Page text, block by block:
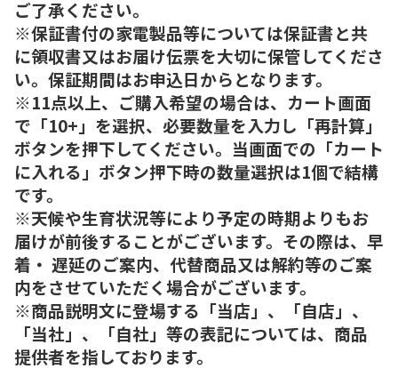
ご了承ください。
※保証書付の家電製品等については保証書と共
に領収書又はお届け伝票を大切に保管してくださ
い。保証期間はお申込日からとなります。
※11点以上、ご購入希望の場合は、カート画面
で「10+」を選択、必要数量を入力し「再計算」
ボタンを押下してください。当画面での「カート
に入れる」ボタン押下時の数量選択は1個で結構
です。
※天候や生育状況等により予定の時期よりもお
届けが前後することがございます。その際は、早
着・ 遅延のご案内、代替商品又は解約等のご案
内をさせていただく場合がございます。
※商品説明文に登場する「当店」、「自店」、
「当社」、「自社」等の表記については、商品
提供者を指しております。